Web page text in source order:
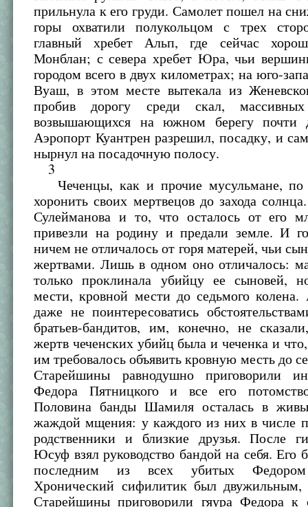
прильнула к его груди. Самолет пошел на
горы охватили полукольцом с трех
главный хребет Альп, где сейчас
Монблан; с севера хребет Юра, чьи
городом всего в двух километрах; на юго-
Вуаш, в этом месте вытекала из
пробив дорогу среди скал,
возвышающихся на южном берегу почти
Аэропорт Куантрен разрешил, посадку, и
нырнул на посадочную полосу.
3
Чеченцы, как и прочие мусульмане, по
хоронить своих мертвецов до захода
Сулейманова и то, что осталось от его
привезли на родину и предали земле. И
ничем не отличалось от горя матерей, чьи
жертвами. Лишь в одном оно отличалось:
только проклинала убийцу ее сыновей,
мести, кровной мести до седьмого
даже не поинтересоватись
братьев-бандитов, им, конечно, не
жертв чеченских убийц была и чеченка и
им требовалось объявить кровную месть до
Старейшины равнодушно приговорили
Федора Пятницкого и все его
Половина банды Шамиля осталась в
жаждой мщения: у каждого из них в числе
родственники и близкие друзья. После
Юсуф взял руководство бандой на себя. Его
последним из всех убитых
Хронический сифилитик был двужильным,
Старейшины приговорили гяура Федора